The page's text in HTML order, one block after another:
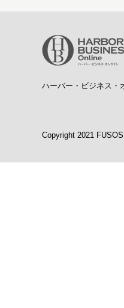
ハーバー・ビジネス・
Copyright 2021